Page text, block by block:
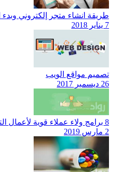
طريقة انشاء متجر إلكتروني وبدء
7 يناير 2018
تصميم مواقع الويب
26 ديسمبر 2017
8 برامج ولاء عملاء قوية لأعمال التجارة الإلكترونية (مع أمثلة)
2 مارس 2019